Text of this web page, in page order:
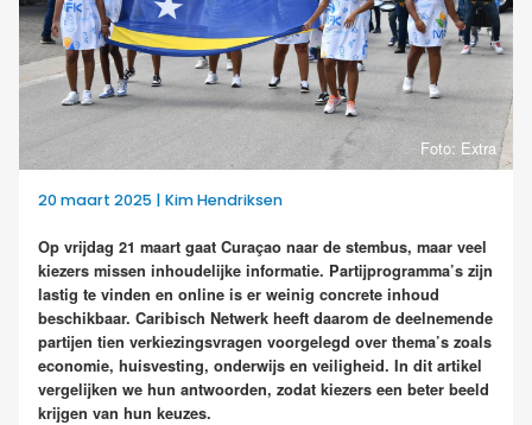
Foto: Extra
20 maart 2025 | Kim Hendriksen
Op vrijdag 21 maart gaat Curaçao naar de stembus, maar veel
kiezers missen inhoudelijke informatie. Partijprogramma’s zijn
lastig te vinden en online is er weinig concrete inhoud
beschikbaar. Caribisch Netwerk heeft daarom de deelnemende
partijen tien verkiezingsvragen voorgelegd over thema’s zoals
economie, huisvesting, onderwijs en veiligheid. In dit artikel
vergelijken we hun antwoorden, zodat kiezers een beter beeld
krijgen van hun keuzes.